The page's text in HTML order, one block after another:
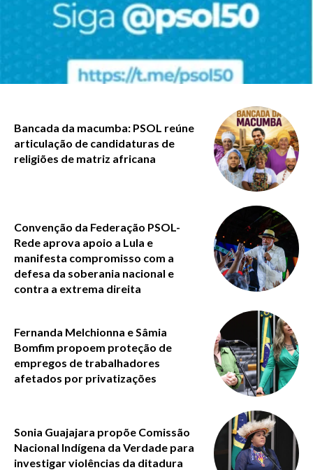
Bancada da macumba: PSOL reúne
articulação de candidaturas de
religiões de matriz africana
Convenção da Federação PSOL-
Rede aprova apoio a Lula e
manifesta compromisso com a
defesa da soberania nacional e
contra a extrema direita
Fernanda Melchionna e Sâmia
Bomfim propoem proteção de
empregos de trabalhadores
afetados por privatizações
Sonia Guajajara propõe Comissão
Nacional Indígena da Verdade para
investigar violências da ditadura